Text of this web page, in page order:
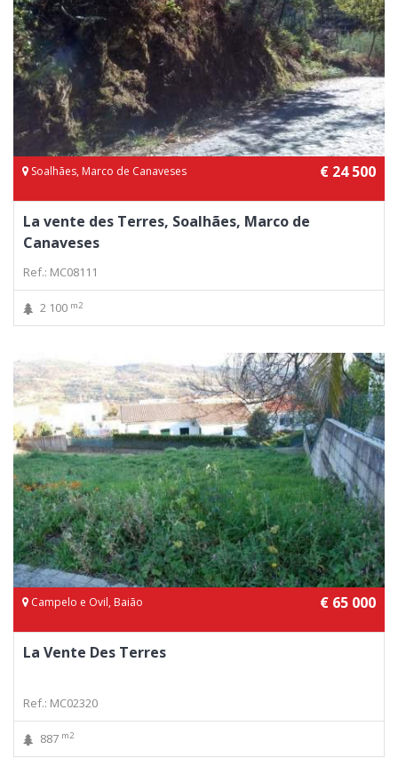
Soalhães, Marco de Canaveses € 24 500
La vente des Terres, Soalhães, Marco de
Canaveses
Ref.: MC08111
2 100 m2
Campelo e Ovil, Baião € 65 000
La Vente Des Terres
Ref.: MC02320
887 m2